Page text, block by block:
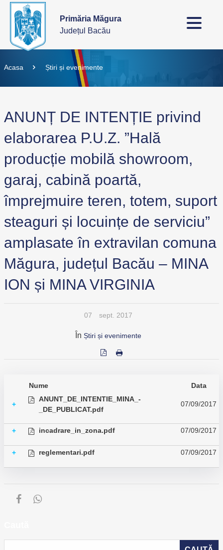
Primăria Măgura
Județul Bacău
Acasa Știri și evenimente
ANUNȚ DE INTENȚIE privind
elaborarea P.U.Z. ”Hală
producție mobilă showroom,
garaj, cabină poartă,
împrejmuire teren, totem, suport
steaguri și locuințe de serviciu”
amplasate în extravilan comuna
Măgura, județul Bacău – MINA
ION și MINA VIRGINIA
07 sept. 2017
În Știri și evenimente
Nume Data
+
ANUNT_DE_INTENTIE_MINA_-
_DE_PUBLICAT.pdf
07/09/2017
+ incadrare_in_zona.pdf 07/09/2017
+ reglementari.pdf 07/09/2017